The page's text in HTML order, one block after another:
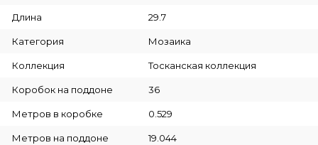
Длина 29.7
Категория Мозаика
Коллекция Тосканская коллекция
Коробок на поддоне 36
Метров в коробке 0.529
Метров на поддоне 19.044